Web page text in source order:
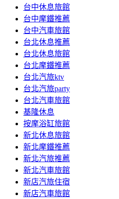
台中休息旅館
台中摩鐵推薦
台中汽車旅館
台北休息推薦
台北休息旅館
台北摩鐵推薦
台北汽旅ktv
台北汽旅party
台北汽車旅館
基隆休息
按摩浴缸旅館
新北休息旅館
新北摩鐵推薦
新北汽旅推薦
新北汽車旅館
新店汽旅住宿
新店汽車旅館